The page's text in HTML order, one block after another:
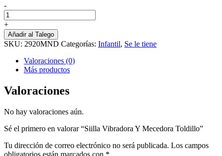
-
Siilla
Vibradora
Y
Mecedora
Toldillo
cantidad
+
Añadir al Talego
SKU: 2920MND Categorías: Infantil, Se le tiene
Valoraciones (0)
Más productos
Valoraciones
No hay valoraciones aún.
Sé el primero en valorar “Siilla Vibradora Y Mecedora Toldillo”
Tu dirección de correo electrónico no será publicada. Los campos
obligatorios están marcados con *